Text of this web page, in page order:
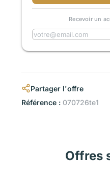
Recevoir un
Partager l'offre
Référence : 070726te1
Offres